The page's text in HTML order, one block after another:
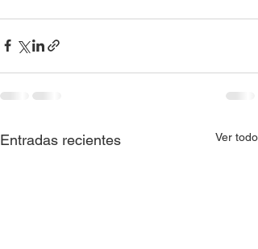
Entradas recientes Ver todo